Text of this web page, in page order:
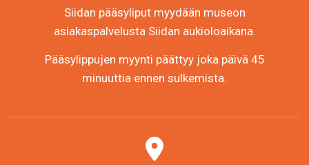
Siidan pääsyliput myydään museon
asiakaspalvelusta Siidan aukioloaikana.
Pääsylippujen myynti päättyy joka päivä 45
minuuttia ennen sulkemista.